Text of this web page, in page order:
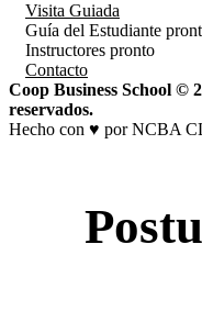
Visita Guiada
Guía del Estudiante
Instructores pronto
Contacto
Coop Business School ©
reservados.
Hecho con ♥ por NCBA